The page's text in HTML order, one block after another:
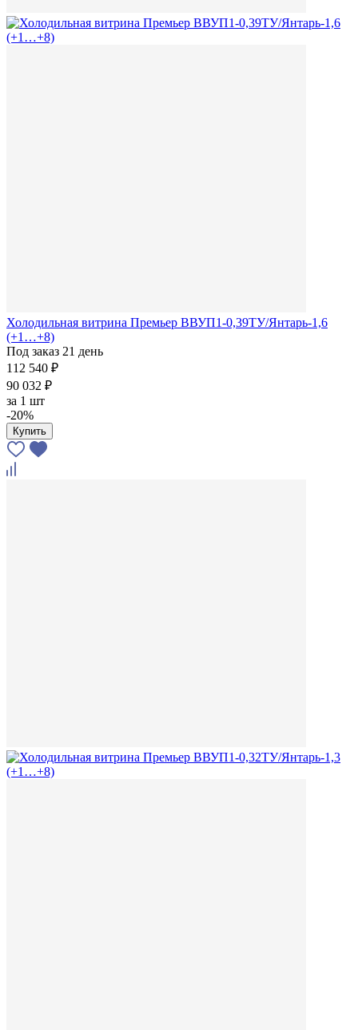
Холодильная витрина Премьер ВВУП1-0,39ТУ/Янтарь-1,6
(+1…+8)
Под заказ 21 день
112 540 ₽
90 032 ₽
за 1 шт
-20%
Купить